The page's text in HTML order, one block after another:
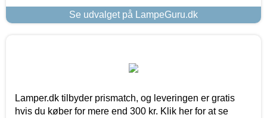
Se udvalget på LampeGuru.dk
Lamper.dk tilbyder prismatch, og leveringen er gratis
hvis du køber for mere end 300 kr. Klik her for at se